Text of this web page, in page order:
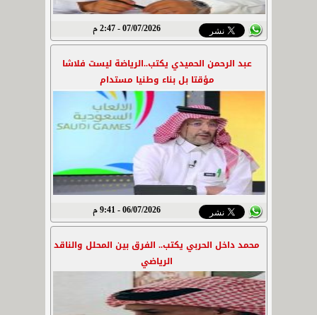
07/07/2026 - 2:47 م
عبد الرحمن الحميدي يكتب..الرياضة ليست فلاشا
مؤقتا بل بناء وطنيا مستدام
06/07/2026 - 9:41 م
محمد داخل الحربي يكتب.. الفرق بين المحلل والناقد
الرياضي